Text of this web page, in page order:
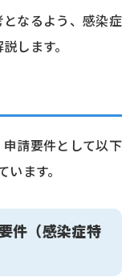
なるよう、感染症
します。
請要件として以下
ます。
件（感染症特